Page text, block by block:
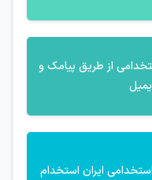
از طریق پیامک و
ایران استخدام